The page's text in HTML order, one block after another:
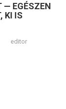
— EGÉSZEN
KI IS
editor